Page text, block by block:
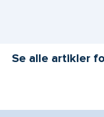
Se alle artikler